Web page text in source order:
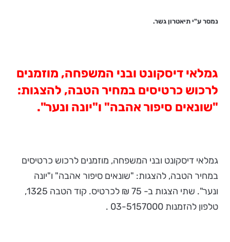
נמסר ע"י תיאטרון גשר.
גמלאי דיסקונט ובני המשפחה, מוזמנים
לרכוש כרטיסים במחיר הטבה, להצגות:
"שונאים סיפור אהבה" ו"יונה ונער".
גמלאי דיסקונט ובני המשפחה, מוזמנים לרכוש כרטיסים
במחיר הטבה, להצגות: "שונאים סיפור אהבה" ו"יונה
ונער". שתי הצגות ב- 75 ₪ לכרטיס. קוד הטבה 1325,
טלפון להזמנות 03-5157000 .